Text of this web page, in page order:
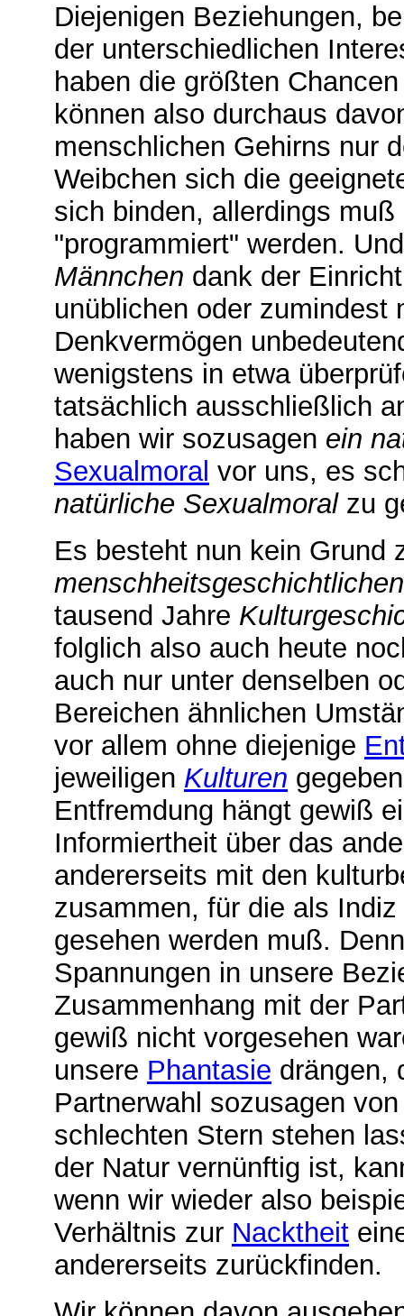
Diejenigen Beziehungen,
der unterschiedlichen
haben die größten
können also durchaus
menschlichen Gehirns nur
Weibchen sich die
sich binden, allerdings
"programmiert" werden.
Männchen dank der
unüblichen oder zumindest
Denkvermögen
wenigstens in etwa
tatsächlich ausschließlich
haben wir sozusagen ein
Sexualmoral vor uns, es
natürliche Sexualmoralzu
Es besteht nun kein Grund
menschheitsgeschichtlichen
tausend Jahre
folglich also auch heute
auch nur unter denselben
Bereichen ähnlichen
vor allem ohne diejenige
jeweiligen Kulturen
Entfremdung hängt gewiß
Informiertheit über das
andererseits mit den
zusammen, für die als
gesehen werden muß.
Spannungen in unsere
Zusammenhang mit der
gewiß nicht vorgesehen
unsere Phantasie drängen,
Partnerwahl sozusagen
schlechten Stern stehen
der Natur vernünftig ist,
wenn wir wieder also
Verhältnis zur Nacktheit
andererseits zurückfinden.